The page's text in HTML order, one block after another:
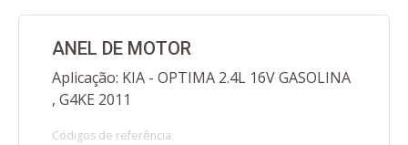
ANEL DE MOTOR
Aplicação: KIA - OPTIMA 2.4L 16V GASOLINA
, G4KE 2011
Códigos de referência